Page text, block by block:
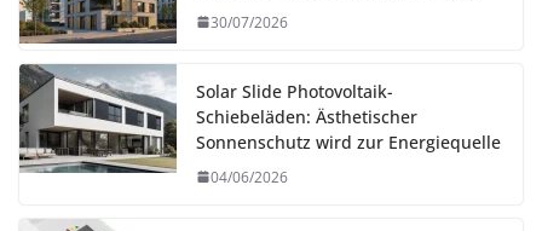
30/07/2026
Solar Slide Photovoltaik-
Schiebeläden: Ästhetischer
Sonnenschutz wird zur Energiequelle
04/06/2026